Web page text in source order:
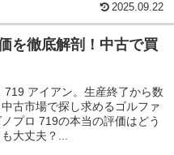
2025.09.22
を徹底解剖！中古で買
719 アイアン。生産終了から数
古市場で探し求めるゴルファ
プロ 719の本当の評価はどう
大丈夫？...